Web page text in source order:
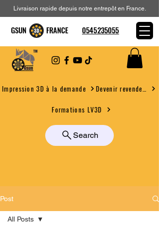
Impression 3D à la demande
Formations LV3D
Search
Livraison rapide depuis notre entrepôt en France.
GSUN FRANCE 0545235055
Post
All Posts